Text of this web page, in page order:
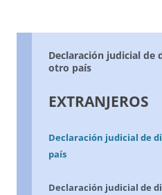
Declaración judicial de
otro país
EXTRANJEROS
Declaración judicial de
país
Declaración judicial de